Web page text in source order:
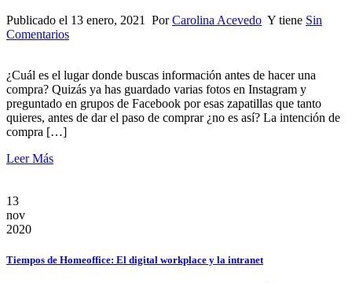
Publicado el 13 enero, 2021 PorCarolina Acevedo Y tiene Sin
Comentarios
¿Cuál es el lugar donde buscas información antes de hacer una
compra? Quizás ya has guardado varias fotos en Instagram y
preguntado en grupos de Facebook por esas zapatillas que tanto
quieres, antes de dar el paso de comprar ¿no es así? La intención de
compra […]
Leer Más
13
nov
2020
Tiempos de Homeoffice: El digital workplace y la intranet